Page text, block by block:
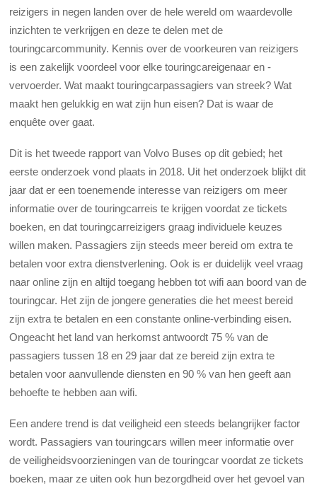
reizigers in negen landen over de hele wereld om waardevolle
inzichten te verkrijgen en deze te delen met de
touringcarcommunity. Kennis over de voorkeuren van reizigers
is een zakelijk voordeel voor elke touringcareigenaar en -
vervoerder. Wat maakt touringcarpassagiers van streek? Wat
maakt hen gelukkig en wat zijn hun eisen? Dat is waar de
enquête over gaat.
Dit is het tweede rapport van Volvo Buses op dit gebied; het
eerste onderzoek vond plaats in 2018. Uit het onderzoek blijkt dit
jaar dat er een toenemende interesse van reizigers om meer
informatie over de touringcarreis te krijgen voordat ze tickets
boeken, en dat touringcarreizigers graag individuele keuzes
willen maken. Passagiers zijn steeds meer bereid om extra te
betalen voor extra dienstverlening. Ook is er duidelijk veel vraag
naar online zijn en altijd toegang hebben tot wifi aan boord van de
touringcar. Het zijn de jongere generaties die het meest bereid
zijn extra te betalen en een constante online-verbinding eisen.
Ongeacht het land van herkomst antwoordt 75 % van de
passagiers tussen 18 en 29 jaar dat ze bereid zijn extra te
betalen voor aanvullende diensten en 90 % van hen geeft aan
behoefte te hebben aan wifi.
Een andere trend is dat veiligheid een steeds belangrijker factor
wordt. Passagiers van touringcars willen meer informatie over
de veiligheidsvoorzieningen van de touringcar voordat ze tickets
boeken, maar ze uiten ook hun bezorgdheid over het gevoel van